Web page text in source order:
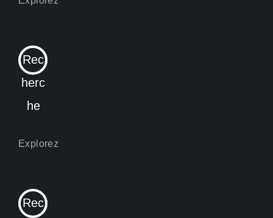
Rec
herc
he
Rec